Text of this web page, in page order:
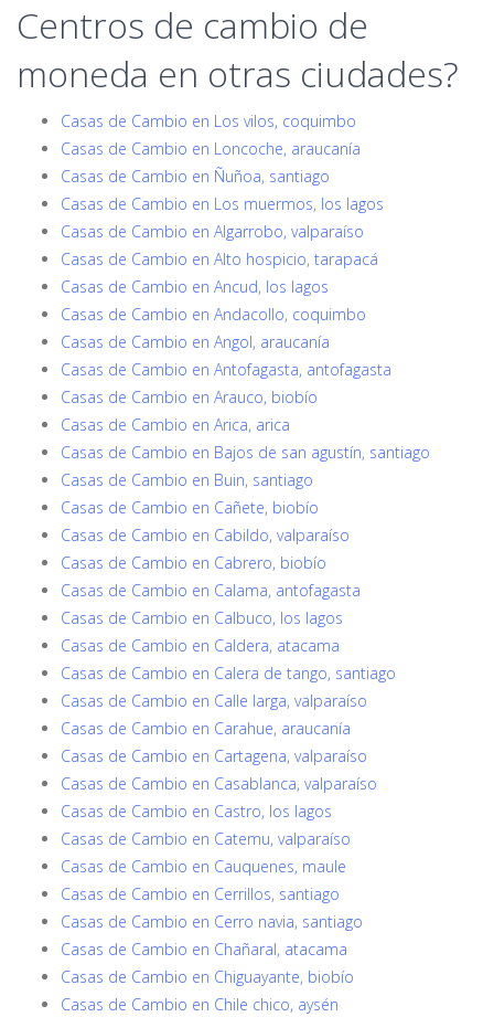
Centros de cambio de
moneda en otras ciudades?
Casas de Cambio en Los vilos, coquimbo
Casas de Cambio en Loncoche, araucanía
Casas de Cambio en Ñuñoa, santiago
Casas de Cambio en Los muermos, los lagos
Casas de Cambio en Algarrobo, valparaíso
Casas de Cambio en Alto hospicio, tarapacá
Casas de Cambio en Ancud, los lagos
Casas de Cambio en Andacollo, coquimbo
Casas de Cambio en Angol, araucanía
Casas de Cambio en Antofagasta, antofagasta
Casas de Cambio en Arauco, biobío
Casas de Cambio en Arica, arica
Casas de Cambio en Bajos de san agustín, santiago
Casas de Cambio en Buin, santiago
Casas de Cambio en Cañete, biobío
Casas de Cambio en Cabildo, valparaíso
Casas de Cambio en Cabrero, biobío
Casas de Cambio en Calama, antofagasta
Casas de Cambio en Calbuco, los lagos
Casas de Cambio en Caldera, atacama
Casas de Cambio en Calera de tango, santiago
Casas de Cambio en Calle larga, valparaíso
Casas de Cambio en Carahue, araucanía
Casas de Cambio en Cartagena, valparaíso
Casas de Cambio en Casablanca, valparaíso
Casas de Cambio en Castro, los lagos
Casas de Cambio en Catemu, valparaíso
Casas de Cambio en Cauquenes, maule
Casas de Cambio en Cerrillos, santiago
Casas de Cambio en Cerro navia, santiago
Casas de Cambio en Chañaral, atacama
Casas de Cambio en Chiguayante, biobío
Casas de Cambio en Chile chico, aysén